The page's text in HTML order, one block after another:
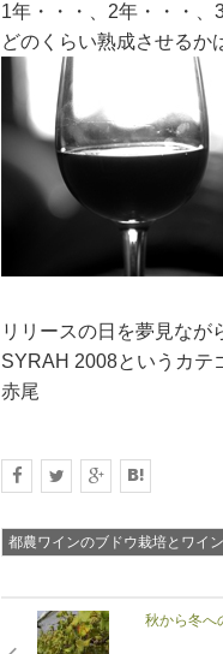
1年・・・、2年・・・、
どのくらい熟成させるか
リリースの日を夢見なが
SYRAH 2008というカテ
赤尾
都農ワインのブドウ栽培とワイ
秋から冬へ